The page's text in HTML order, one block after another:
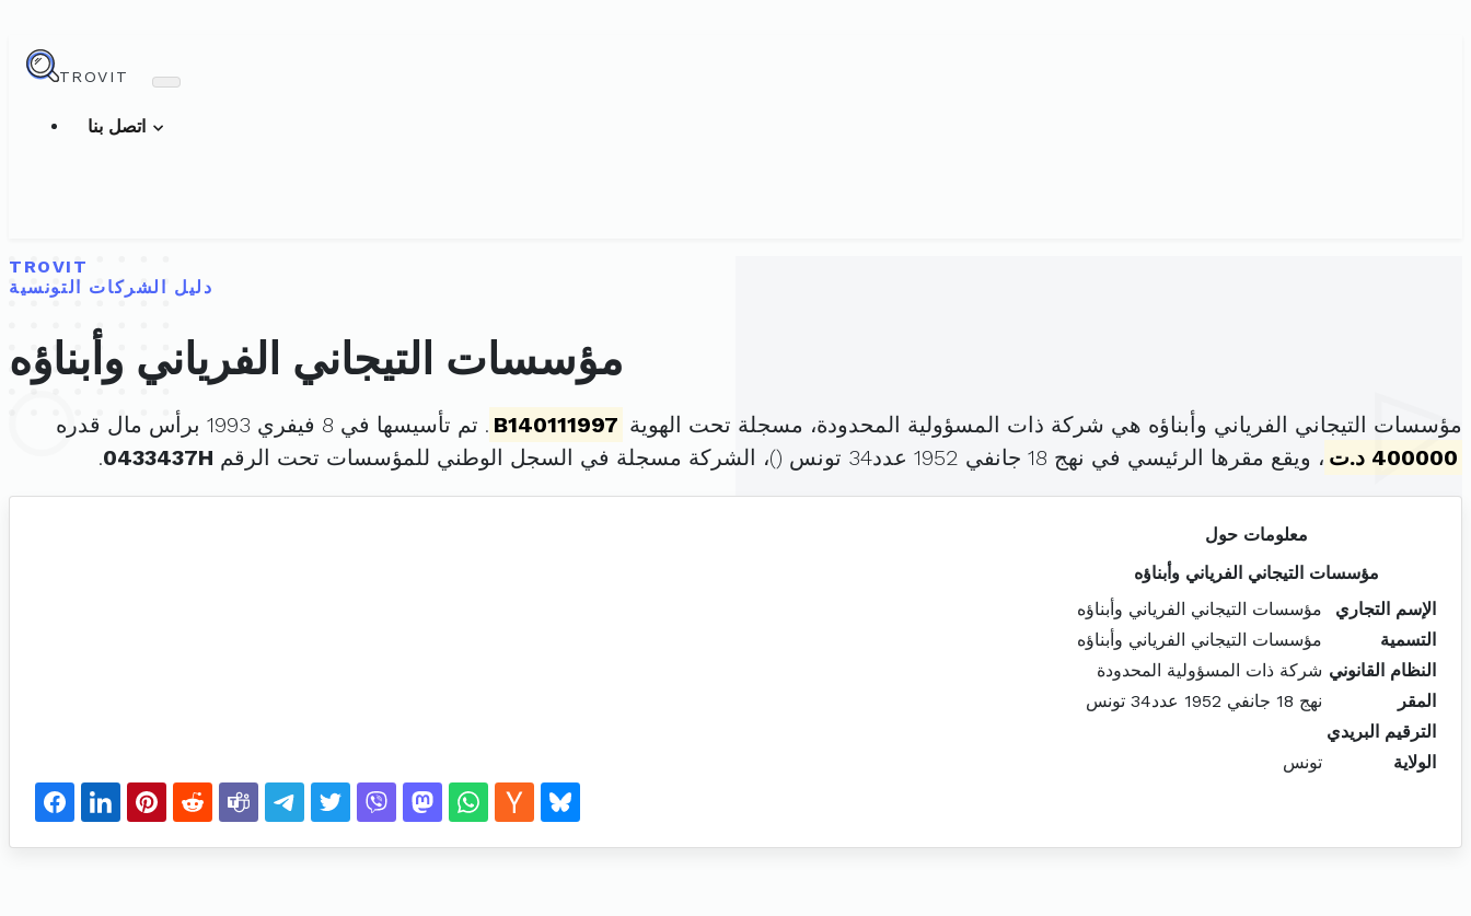
TROVIT
TROVIT
دليل الشركات التونسية
مؤسسات التيجاني الفرياني وأبناؤه
مؤسسات التيجاني الفرياني وأبناؤه هي شركة ذات المسؤولية المحدودة، مسجلة تحت الهوية B140111997 . تم تأسيسها في 8 فيفري 1993 برأس مال قدره
400000 د.ت
، ويقع مقرها الرئيسي في نهج 18 جانفي 1952 عدد34 تونس ( )، الشركة مسجلة في السجل الوطني للمؤسسات تحت الرقم 0433437H
.
معلومات حول
مؤسسات التيجاني الفرياني وأبناؤه
الإسم التجاري
مؤسسات التيجاني الفرياني وأبناؤه
التسمية
مؤسسات التيجاني الفرياني وأبناؤه
النظام القانوني شركة ذات المسؤولية المحدودة
المقر
نهج 18 جانفي 1952 عدد34 تونس
الترقيم البريدي
الولاية
تونس